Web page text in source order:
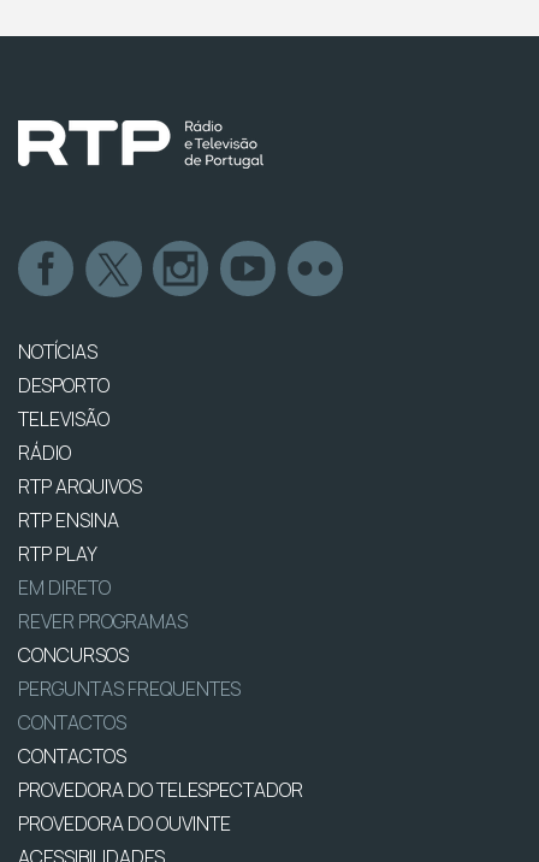
NOTÍCIAS
DESPORTO
TELEVISÃO
RÁDIO
RTP ARQUIVOS
RTP ENSINA
RTP PLAY
EM DIRETO
REVER PROGRAMAS
CONCURSOS
PERGUNTAS FREQUENTES
CONTACTOS
CONTACTOS
PROVEDORA DO TELESPECTADOR
PROVEDORA DO OUVINTE